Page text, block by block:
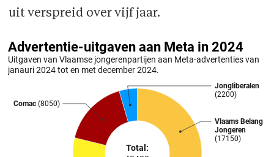
uit verspreid over vijf jaar.